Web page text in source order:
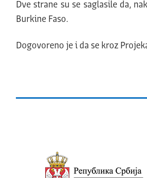
Dve strane su se saglasile da,
Burkine Faso.
Dogovoreno je i da se kroz